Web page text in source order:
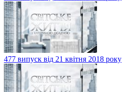
477 випуск від 21 квітня 2018 року